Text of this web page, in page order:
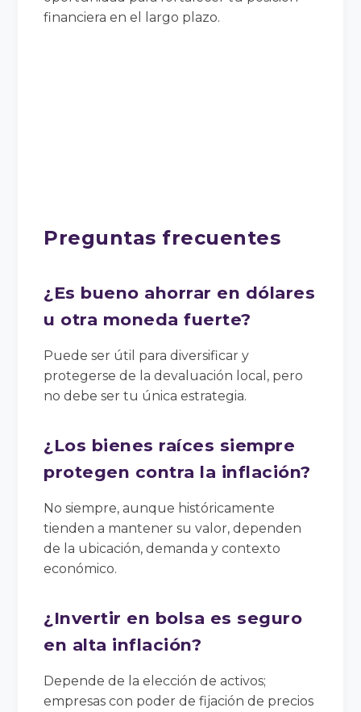
financiera en el largo plazo.
Preguntas frecuentes
¿Es bueno ahorrar en dólares
u otra moneda fuerte?
Puede ser útil para diversificar y
protegerse de la devaluación local, pero
no debe ser tu única estrategia.
¿Los bienes raíces siempre
protegen contra la inflación?
No siempre, aunque históricamente
tienden a mantener su valor, dependen
de la ubicación, demanda y contexto
económico.
¿Invertir en bolsa es seguro
en alta inflación?
Depende de la elección de activos;
empresas con poder de fijación de precios